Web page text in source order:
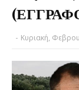
- Κυριακή,